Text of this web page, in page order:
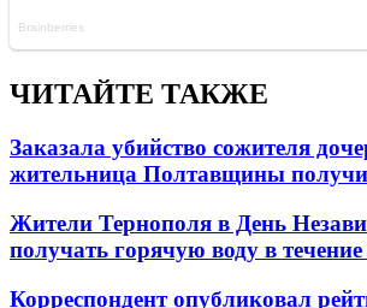
ЧИТАЙТЕ ТАКЖЕ
Заказала убийство сожителя
жительница Полтавщины
Жители Тернополя в День
получать горячую воду в течение
Корреспондент опубликовал